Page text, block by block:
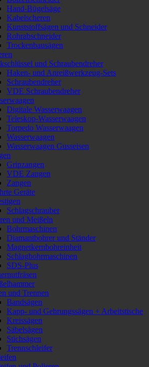
Hand-Bügelsäge
Kabelscheren
Kunststoffsägen und Schneider
Rohrabschneider
Trockenbausägen
und Schraubendreher
Haken- und Anreißwerkzeug-Sets
Schraubendreher
VDE Schraubendreher
Digitale Wasserwaagen
Teleskop-Wasserwaagen
Torpedo Wasserwaagen
Wasserwaagen
Wasserwaagen Gusseisen
Gripzangen
VDE Zangen
Zangen
Geräte
Schlagschrauber
und Meißeln
Bohrmaschinen
Diamantbohrer und Ständer
Magnetkernbohreinheit
Schlagbohrmaschinen
SDS-Plus
und Trennen
Bandsägen
Kapp- und Gehrungssägen + Arbeitstische
Kreissägen
Säbelsägen
Stichsägen
Trennschleifer